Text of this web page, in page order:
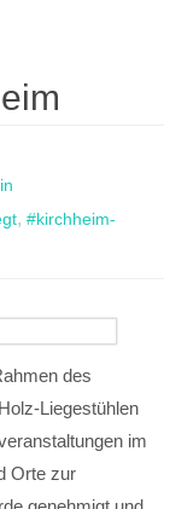
,#kirchheim-
des
Liegestühlen
im
Orte zur